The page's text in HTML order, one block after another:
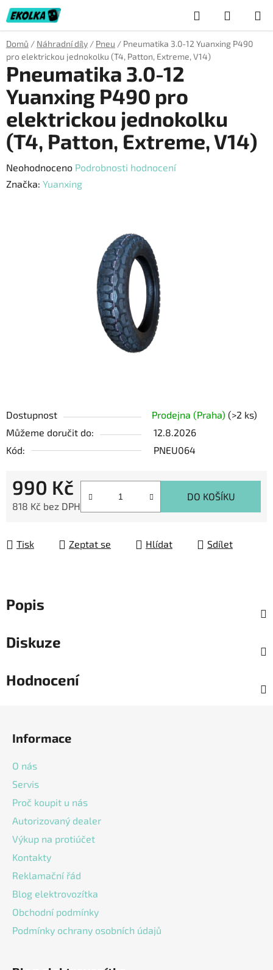
Přejít
na
obsah
Hledat
KOŠÍK
Domů / Náhradní díly / Pneu / Pneumatika 3.0-12 Yuanxing P490
pro elektrickou jednokolku (T4, Patton, Extreme, V14)
Dostupnost Prodejna (Praha) (>2 ks)
Můžeme doručit do:
12.8.2026
Kód:
PNEU064
990 Kč
818 Kč bez DPH
DO KOŠÍKU
Tisk Zeptat se Hlídat Sdílet
Pneumatika 3.0-12
Yuanxing P490 pro
elektrickou jednokolku
(T4, Patton, Extreme, V14)
Průměrné
hodnocení
Neohodnoceno Podrobnosti hodnocení
Značka: Yuanxing
Popis
Diskuze
Hodnocení
Informace
O nás
Servis
Proč koupit u nás
Autorizovaný dealer
Výkup na protiúčet
Kontakty
Reklamační řád
Blog elektrovozítka
Obchodní podmínky
Podmínky ochrany osobních údajů